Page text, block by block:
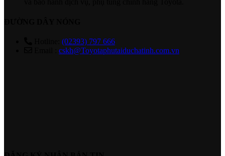
(02393) 797 666
cskh@Toyotaphutaiduchatinh.com.vn